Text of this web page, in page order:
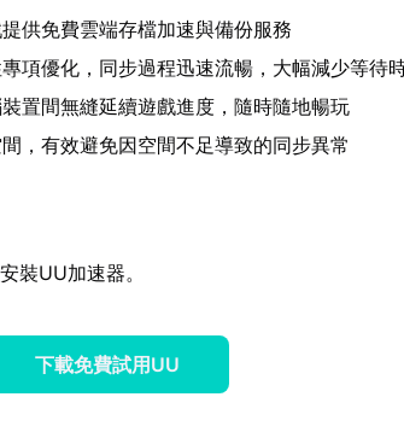
供免費雲端存檔加速與備份服務
專項優化，同步過程迅速流暢，大幅減少等待
裝置間無縫延續遊戲進度，隨時隨地暢玩
間，有效避免因空間不足導致的同步異常
裝UU加速器。
下載免費試用UU